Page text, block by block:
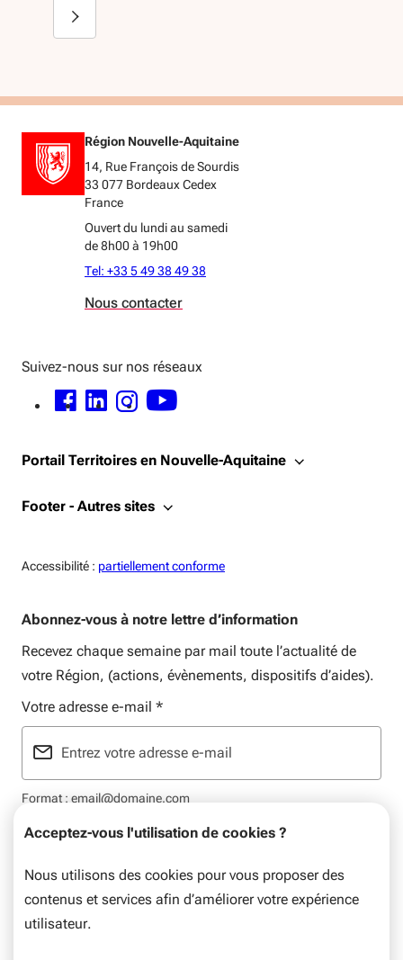
Acceptez-vous l'utilisation de cookies ?
Nous utilisons des cookies pour vous proposer des
contenus et services afin d’améliorer votre expérience
utilisateur.
Région Nouvelle-Aquitaine
14, Rue François de Sourdis
33 077 Bordeaux Cedex
France
Ouvert du lundi au samedi
de 8h00 à 19h00
Tel: +33 5 49 38 49 38
Nous contacter
Suivez-nous sur nos réseaux
FACEBOOK - OUVERTURE DANS UNE NOUVELLE FENÊTRE
LINKEDIN - OUVERTURE DANS UNE NOUVELLE FENÊTRE
INSTAGRAM - OUVERTURE DANS UNE NOUVELLE FENÊTRE
YOUTUBE - OUVERTURE DANS UNE NOUVELLE FENÊTRE
Portail Territoires en Nouvelle-Aquitaine
Footer - Autres sites
Accessibilité : Accessiblité:
partiellement conforme
Abonnez-vous à notre lettre d’information
Recevez chaque semaine par mail toute l’actualité de
votre Région, (actions, évènements, dispositifs d’aides).
Votre adresse e-mail *
Format : email@domaine.com
Mentions légales